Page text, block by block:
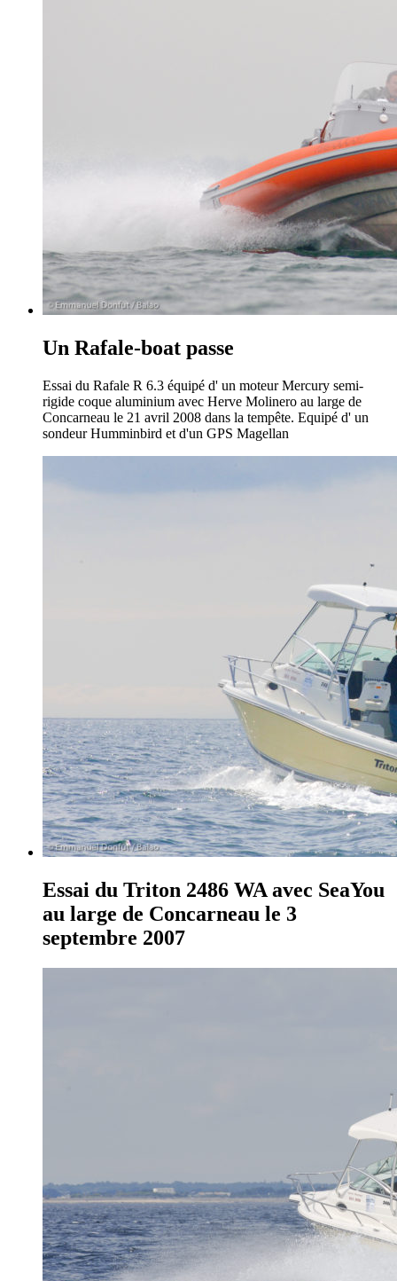
Un Rafale-boat passe
Essai du Rafale R 6.3 équipé d' un moteur Mercury semi-
rigide coque aluminium avec Herve Molinero au large de
Concarneau le 21 avril 2008 dans la tempête. Equipé d' un
sondeur Humminbird et d'un GPS Magellan
Essai du Triton 2486 WA avec SeaYou
au large de Concarneau le 3
septembre 2007